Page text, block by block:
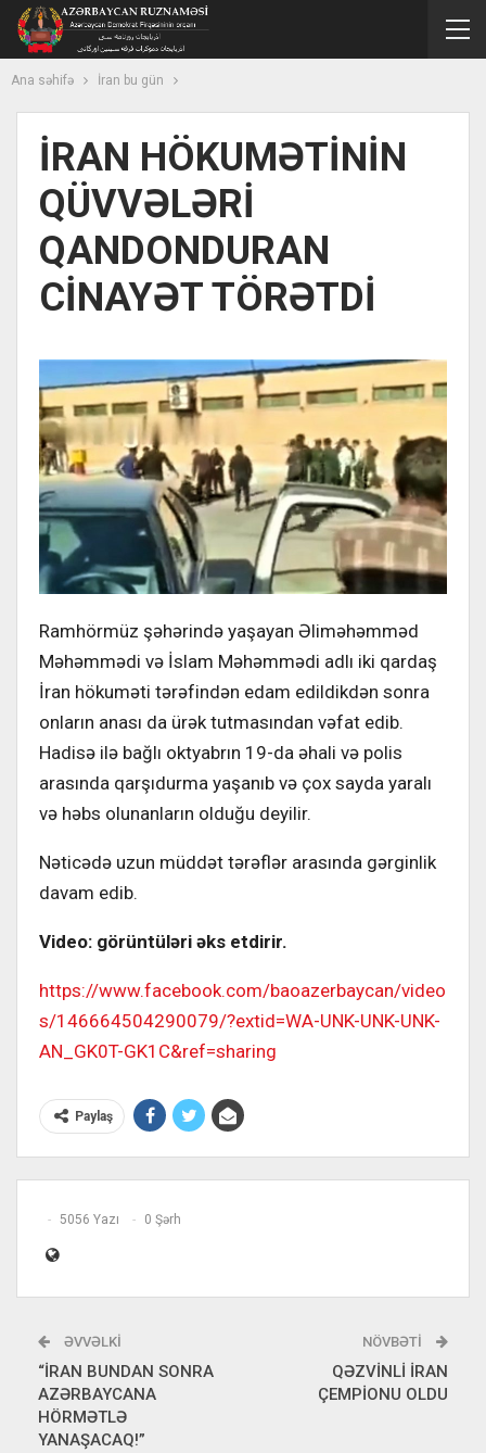
Ana səhifə İran bu gün
İRAN HÖKUMƏTİNİN
QÜVVƏLƏRİ
QANDONDURAN
CİNAYƏT TÖRƏTDİ
Ramhörmüz şəhərində yaşayan Əliməhəmməd
Məhəmmədi və İslam Məhəmmədi adlı iki qardaş
İran hökuməti tərəfindən edam edildikdən sonra
onların anası da ürək tutmasından vəfat edib.
Hadisə ilə bağlı oktyabrın 19-da əhali və polis
arasında qarşıdurma yaşanıb və çox sayda yaralı
və həbs olunanların olduğu deyilir.
Nəticədə uzun müddət tərəflər arasında gərginlik
davam edib.
Video: görüntüləri əks etdirir.
https://www.facebook.com/baoazerbaycan/video
s/146664504290079/?extid=WA-UNK-UNK-UNK-
AN_GK0T-GK1C&ref=sharing
Paylaş
5056 Yazı 0 Şərh
ƏVVƏLKI
“İRAN BUNDAN SONRA
AZƏRBAYCANA
HÖRMƏTLƏ
YANAŞACAQ!”
NÖVBƏTI
QƏZVİNLİ İRAN
ÇEMPİONU OLDU